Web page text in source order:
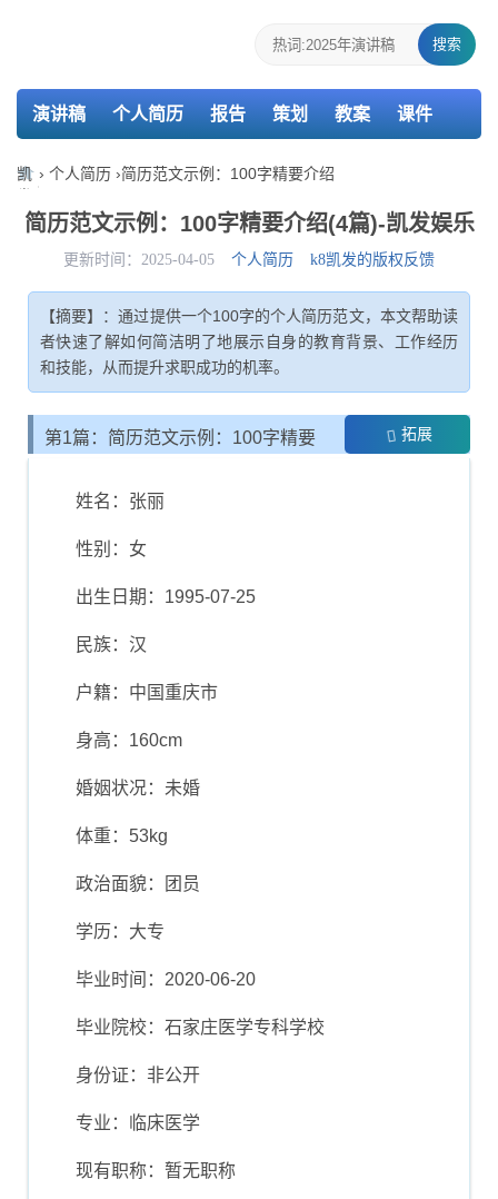
搜索
演讲稿 个人简历 报告 策划 教案 课件
检讨书 主持词
凯
娱
› 个人简历 ›简历范文示例：100字精要介绍
简历范文示例：100字精要介绍(4篇)-凯发娱乐
更新时间：2025-04-05 个人简历 k8凯发的版权反馈
【摘要】：通过提供一个100字的个人简历范文，本文帮助读
者快速了解如何简洁明了地展示自身的教育背景、工作经历
和技能，从而提升求职成功的机率。
第1篇：简历范文示例：100字精要 拓展
姓名：张丽
性别：女
出生日期：1995-07-25
民族：汉
户籍：中国重庆市
身高：160cm
婚姻状况：未婚
体重：53kg
政治面貌：团员
学历：大专
毕业时间：2020-06-20
毕业院校：石家庄医学专科学校
身份证：非公开
专业：临床医学
现有职称：暂无职称